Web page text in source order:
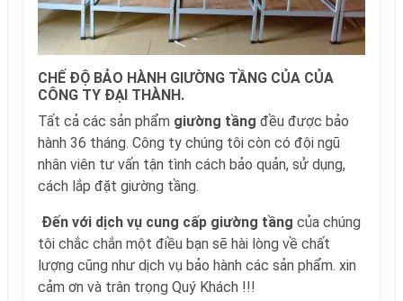
CHẾ ĐỘ BẢO HÀNH GIƯỜNG TẦNG CỦA CỦA
CÔNG TY ĐẠI THÀNH.
Tất cả các sản phẩm giường tầng đều được bảo
hành 36 tháng. Công ty chúng tôi còn có đội ngũ
nhân viên tư vấn tận tình cách bảo quản, sử dụng,
cách lắp đặt giường tầng.
Đến với dịch vụ cung cấp giường tầng của chúng
tôi chắc chắn một điều bạn sẽ hài lòng về chất
lượng cũng như dịch vụ bảo hành các sản phẩm. xin
cảm ơn và trân trọng Quý Khách !!!